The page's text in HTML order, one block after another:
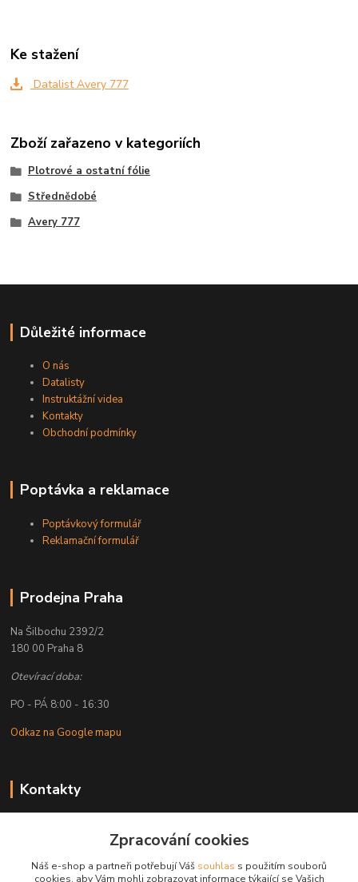
Ke stažení
Datalist Avery 777
Zboží zařazeno v kategoriích
Plotrové a ostatní fólie
Střednědobé
Avery 777
Důležité informace
O nás
Datalisty
Instruktážní videa
Kontakty
Obchodní podmínky
Poptávka a reklamace
Poptávkový formulář
Reklamační formulář
Prodejna Praha
Na Šilbochu 2392/2
180 00 Praha 8
Otevírací doba:
PO - PÁ 8:00 - 16:30
Odkaz na Google mapu
Kontakty
+ 420 608 777 028
Zpracování cookies
Náš e-shop a partneři potřebují Váš souhlas s použitím souborů
cookies, aby Vám mohli zobrazovat informace týkající se Vašich